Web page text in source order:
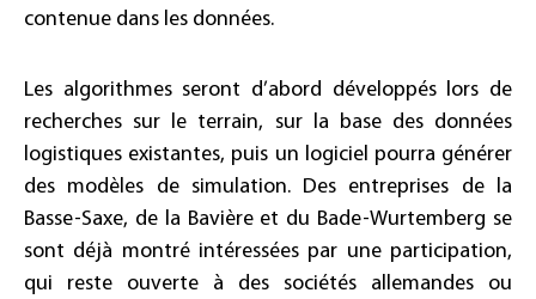
contenue dans les données.
Les algorithmes seront d’abord développés lors de
recherches sur le terrain, sur la base des données
logistiques existantes, puis un logiciel pourra générer
des modèles de simulation. Des entreprises de la
Basse-Saxe, de la Bavière et du Bade-Wurtemberg se
sont déjà montré intéressées par une participation,
qui reste ouverte à des sociétés allemandes ou